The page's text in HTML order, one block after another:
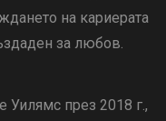
на кариерата
за любов.
Уилямс през 2018 г.,